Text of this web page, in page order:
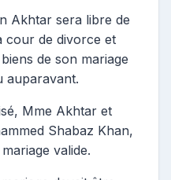
Akhtar sera libre de
cour de divorce et
de son mariage
auparavant.
Mme Akhtar et
Shabaz Khan,
valide.